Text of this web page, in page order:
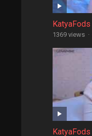
KatyaFods
1369 views ·
KatyaFods